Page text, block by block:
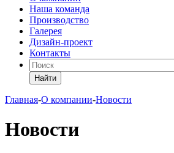
Наша команда
Производство
Галерея
Дизайн-проект
Контакты
Найти
Главная-О компании-Новости
Новости